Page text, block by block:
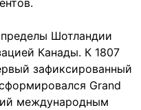
пределы Шотландии
Канады. К 1807
зафиксированный
Grand
международным